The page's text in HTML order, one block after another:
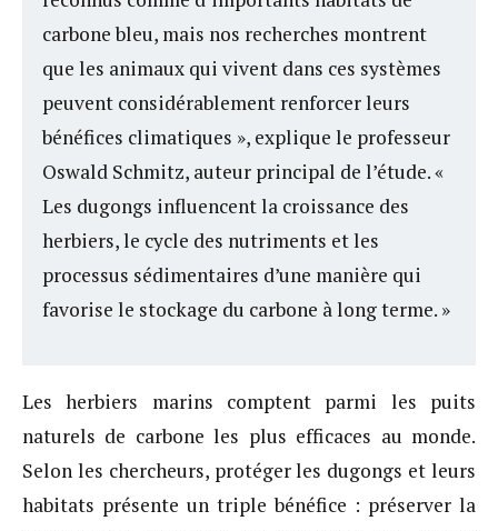
carbone bleu, mais nos recherches montrent
que les animaux qui vivent dans ces systèmes
peuvent considérablement renforcer leurs
bénéfices climatiques », explique le professeur
Oswald Schmitz, auteur principal de l’étude. «
Les dugongs influencent la croissance des
herbiers, le cycle des nutriments et les
processus sédimentaires d’une manière qui
favorise le stockage du carbone à long terme. »
Les herbiers marins comptent parmi les puits
naturels de carbone les plus efficaces au monde.
Selon les chercheurs, protéger les dugongs et leurs
habitats présente un triple bénéfice : préserver la